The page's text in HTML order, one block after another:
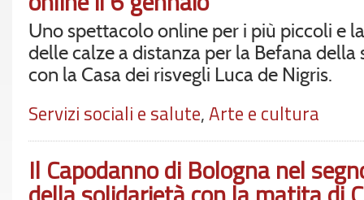
Uno spettacolo online per i più piccoli e
delle calze a distanza per la Befana della
con la Casa dei risvegli Luca de Nigris.
Servizi sociali e salute,Arte e cultura
Il Capodanno di Bologna nel